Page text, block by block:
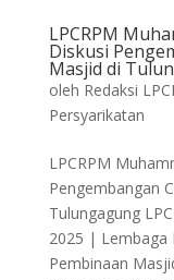
LPCRPM
Diskusi
Masjid di
oleh Redaksi
Persyarikatan
LPCRPM
Pengembangan
Tulungagung
2025 | Lembaga
Pembinaan